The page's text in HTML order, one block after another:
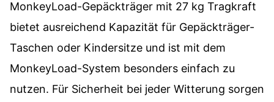
MonkeyLoad-Gepäckträger mit 27 kg Tragkraft
bietet ausreichend Kapazität für Gepäckträger-
Taschen oder Kindersitze und ist mit dem
MonkeyLoad-System besonders einfach zu
nutzen. Für Sicherheit bei jeder Witterung sorgen